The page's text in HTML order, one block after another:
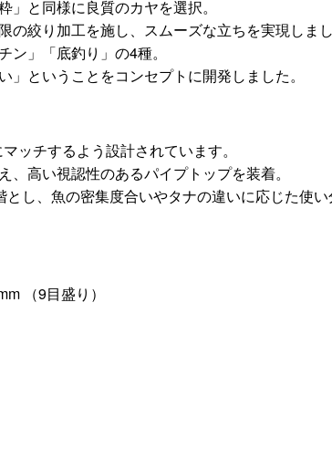
と同様に良質のカヤを選択。
絞り加工を施し、スムーズな立ちを実現しまし
」「底釣り」の4種。
ということをコンセプトに開発しました。
ッチするよう設計されています。
高い視認性のあるパイプトップを装着。
し、魚の密集度合いやタナの違いに応じた使い
（9目盛り）